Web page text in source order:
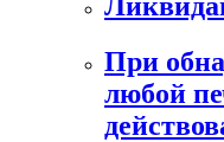
При
любой